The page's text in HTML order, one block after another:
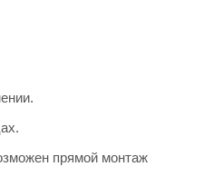
прямой монтаж